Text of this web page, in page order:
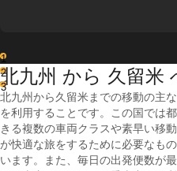
1
2
3
北九州 から 久留米
北九州から久留米までの移動の主
を利用することです。この国では
きる複数の車両クラスや素早い移
が快適な旅をするために必要なも
います。また、毎日の出発便数が